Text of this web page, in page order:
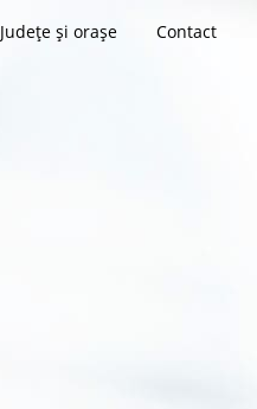
Județe și orașe Contact